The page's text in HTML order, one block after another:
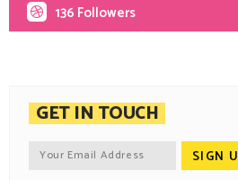
136 Followers
GET IN TOUCH